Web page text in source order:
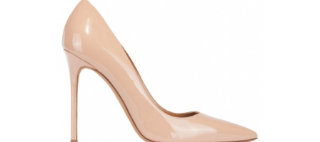
Talon haut
Talon moyen